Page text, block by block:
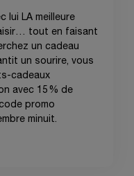
lui LA meilleure
tout en faisant
un cadeau
un sourire, vous
cadeaux
avec 15 % de
promo
minuit.